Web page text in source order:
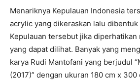
Menariknya Kepulauan Indonesia
acrylic yang dikeraskan lalu dibentuk
Kepulauan tersebut jika
yang dapat dilihat. Banyak yang
karya Rudi Mantofani yang berjudul
(2017)” dengan ukuran 180 cm x